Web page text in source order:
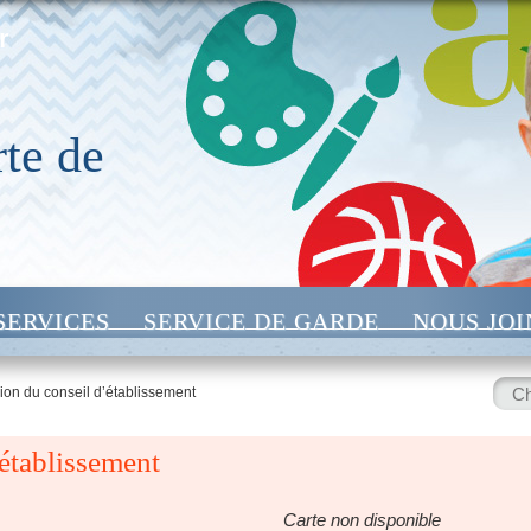
de
SERVICE DE GARDE NOUS
du conseil d’établissement
:
Carte non disponible